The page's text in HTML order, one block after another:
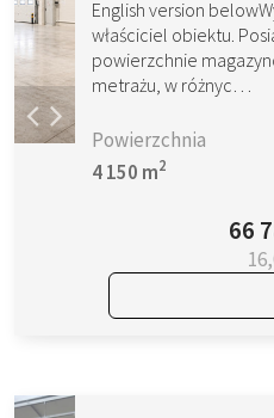
English version
właściciel obiektu.
powierzchnie
metrażu, w różnyc…
Powierzchnia
4 150 m2
66